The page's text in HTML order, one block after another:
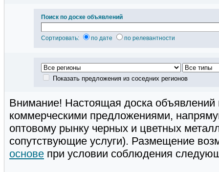
Поиск по доске объявлений
Сортировать: по дате по релевантности
Показать предложения из соседних регионов
Внимание! Настоящая доска
коммерческими предложениями,
оптовому рынку черных и цветных
сопутствующие услуги). Размещение
основе при условии соблюдения